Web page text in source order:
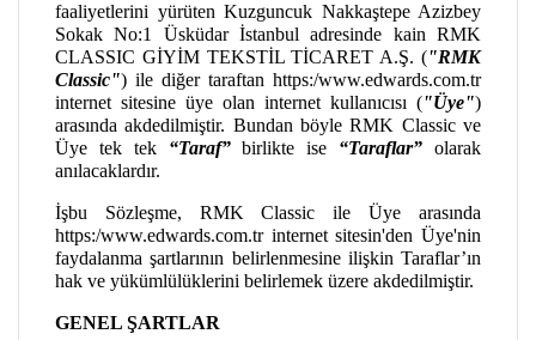
faaliyetlerini yürüten Kuzguncuk Nakkaştepe Azizbey
Sokak No:1 Üsküdar İstanbul adresinde kain RMK
CLASSIC GİYİM TEKSTİL TİCARET A.Ş. ("RMK
Classic") ile diğer taraftan https:/www.edwards.com.tr
internet sitesine üye olan internet kullanıcısı ("Üye")
arasında akdedilmiştir. Bundan böyle RMK Classic ve
Üye tek tek “Taraf”birlikte ise “Taraflar” olarak
anılacaklardır.
İşbu Sözleşme, RMK Classic ile Üye arasında
https:/www.edwards.com.tr internet sitesin'den Üye'nin
faydalanma şartlarının belirlenmesine ilişkin Taraflar’ın
hak ve yükümlülüklerini belirlemek üzere akdedilmiştir.
GENEL ŞARTLAR